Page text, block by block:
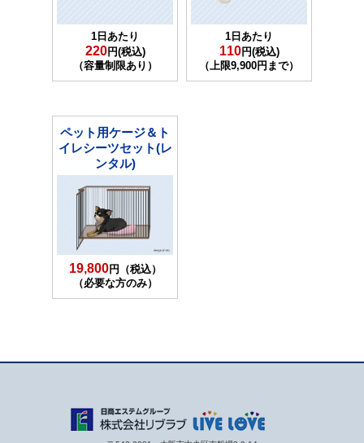
1日あたり
220円(税込)
（容量制限あり）
1日あたり
110円(税込)
（上限9,900円まで）
ペット用ケージ＆ト
イレシーツセット(レ
ンタル)
19,800円（税込）
（必要な方のみ）